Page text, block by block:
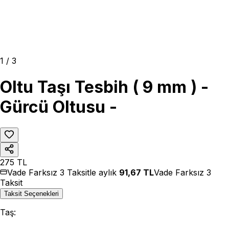
1 / 3
Oltu Taşı Tesbih ( 9 mm ) -
Gürcü Oltusu -
275 TL
Vade Farksız 3 Taksitle aylık 91,67 TLVade Farksız 3
Taksit
Taksit Seçenekleri
Taş: